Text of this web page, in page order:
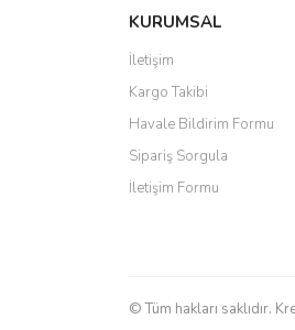
Ürün resmi
Ürün
Ürün
Ürün fiyatı diğer
Bu ürüne
KURUMSAL
İletişim
Kargo Takibi
Havale Bildirim Formu
Sipariş Sorgula
İletişim Formu
© Tüm hakları saklıdır.